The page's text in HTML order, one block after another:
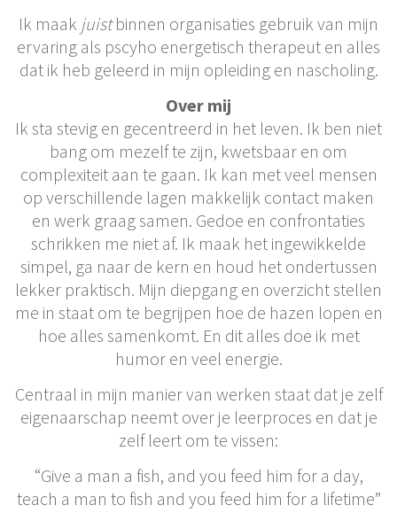
Ik maak juistbinnen organisaties gebruik van mijn
ervaring als pscyho energetisch therapeut en alles
dat ik heb geleerd in mijn opleiding en nascholing.
Over mij
Ik sta stevig en gecentreerd in het leven. Ik ben niet
bang om mezelf te zijn, kwetsbaar en om
complexiteit aan te gaan. Ik kan met veel mensen
op verschillende lagen makkelijk contact maken
en werk graag samen. Gedoe en confrontaties
schrikken me niet af. Ik maak het ingewikkelde
simpel, ga naar de kern en houd het ondertussen
lekker praktisch. Mijn diepgang en overzicht stellen
me in staat om te begrijpen hoe de hazen lopen en
hoe alles samenkomt. En dit alles doe ik met
humor en veel energie.
Centraal in mijn manier van werken staat dat je zelf
eigenaarschap neemt over je leerproces en dat je
zelf leert om te vissen:
“Give a man a fish, and you feed him for a day,
teach a man to fish and you feed him for a lifetime”